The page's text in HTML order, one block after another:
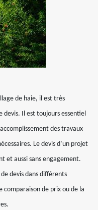
de haie, il est très
devis. Il est toujours essentiel
des travaux
Le devis d’un projet
et aussi sans engagement.
devis dans différents
comparaison de prix ou de la